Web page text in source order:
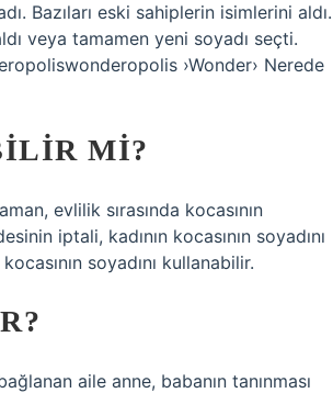
Bazıları eski sahiplerin isimlerini aldı.
veya tamamen yeni soyadı seçti.
›Wonder› Nerede
MI?
evlilik sırasında kocasının
iptali, kadının kocasının soyadını
soyadını kullanabilir.
aile anne, babanın tanınması